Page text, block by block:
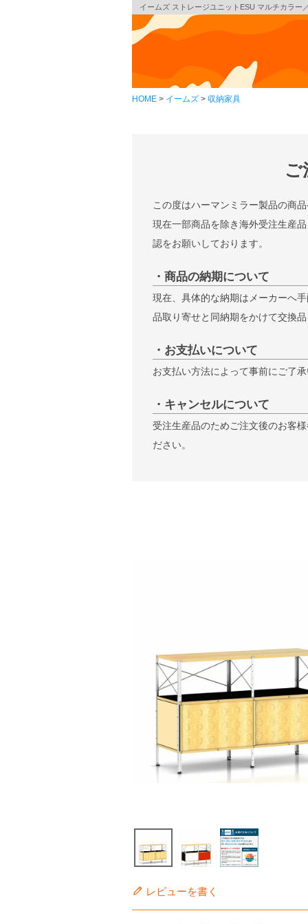
イームズ ストレージユニットESU マルチカラー
HOME イームズ 収納家具
ご
この度はハーマンミラー製品の商
現在一部商品を除き海外受注生産
認をお願いしております。
・商品の納期について
現在、具体的な納期はメーカーへ
品取り寄せと同納期をかけて交換
・お支払いについて
お支払い方法によって事前にご了
・キャンセルについて
受注生産品のためご注文後のお客
ださい。
レビューを書く